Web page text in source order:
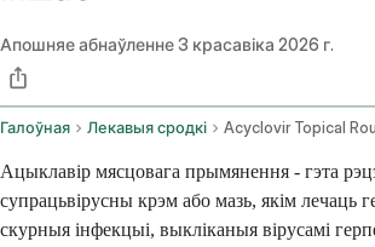
Апошняе абнаўленне3 красавіка 2026 г.
Галоўная Лекавыя сродкі Acyclovir Topical
Ацыклавір мясцовага прымянення - гэта
супрацьвірусны крэм або мазь, якім лечаць
скурныя інфекцыі, выкліканыя вірусамі